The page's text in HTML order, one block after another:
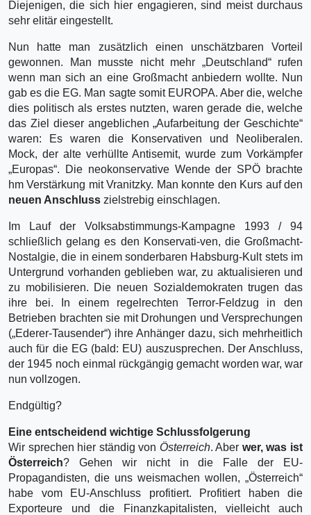
Diejenigen, die sich hier engagieren, sind meist durchaus
sehr elitär eingestellt.
Nun hatte man zusätzlich einen unschätzbaren Vorteil
gewonnen. Man musste nicht mehr „Deutschland“ rufen
wenn man sich an eine Großmacht anbiedern wollte. Nun
gab es die EG. Man sagte somit EUROPA. Aber die, welche
dies politisch als erstes nutzten, waren gerade die, welche
das Ziel dieser angeblichen „Aufarbeitung der Geschichte“
waren: Es waren die Konservativen und Neoliberalen.
Mock, der alte verhüllte Antisemit, wurde zum Vorkämpfer
„Europas“. Die neokonservative Wende der SPÖ brachte
hm Verstärkung mit Vranitzky. Man konnte den Kurs auf den
neuen Anschluss zielstrebig einschlagen.
Im Lauf der Volksabstimmungs-Kampagne 1993 / 94
schließlich gelang es den Konservati-ven, die Großmacht-
Nostalgie, die in einem sonderbaren Habsburg-Kult stets im
Untergrund vorhanden geblieben war, zu aktualisieren und
zu mobilisieren. Die neuen Sozialdemokraten trugen das
ihre bei. In einem regelrechten Terror-Feldzug in den
Betrieben brachten sie mit Drohungen und Versprechungen
(„Ederer-Tausender“) ihre Anhänger dazu, sich mehrheitlich
auch für die EG (bald: EU) auszusprechen. Der Anschluss,
der 1945 noch einmal rückgängig gemacht worden war, war
nun vollzogen.
Endgültig?
Eine entscheidend wichtige Schlussfolgerung
Wir sprechen hier ständig von Österreich. Aber wer, was ist
Österreich? Gehen wir nicht in die Falle der EU-
Propagandisten, die uns weismachen wollen, „Österreich“
habe vom EU-Anschluss profitiert. Profitiert haben die
Exporteure und die Finanzkapitalisten, vielleicht auch